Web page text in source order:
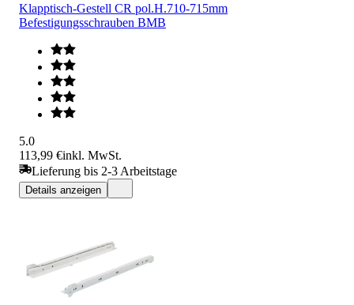
Klapptisch-Gestell CR pol.H.710-715mm
Befestigungsschrauben BMB
5.0
113,99 €inkl. MwSt.
Lieferung bis 2-3 Arbeitstage
Details anzeigen